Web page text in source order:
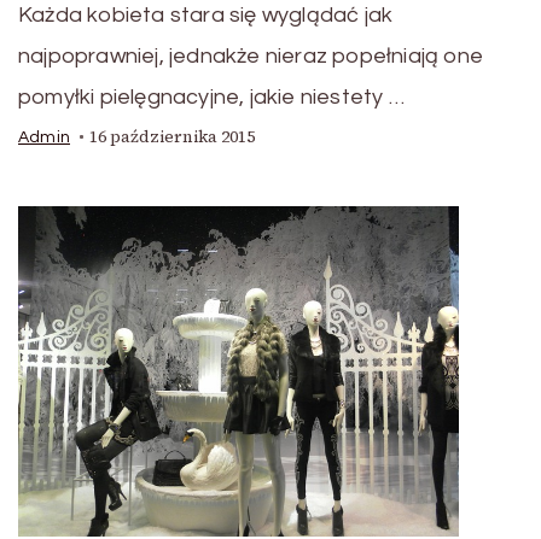
Każda kobieta stara się wyglądać jak
najpoprawniej, jednakże nieraz popełniają one
pomyłki pielęgnacyjne, jakie niestety …
Admin 16 października 2015